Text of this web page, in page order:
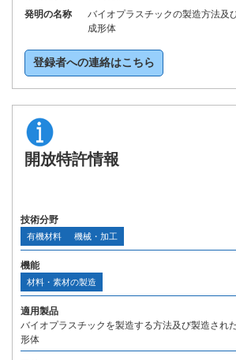
発明の名称
バイオプラスチックの製造方法及
成形体
登録者への連絡はこちら
開放特許情報
技術分野
有機材料 機械・加工
機能
材料・素材の製造
適用製品
バイオプラスチックを製造する方法及び製造され
形体